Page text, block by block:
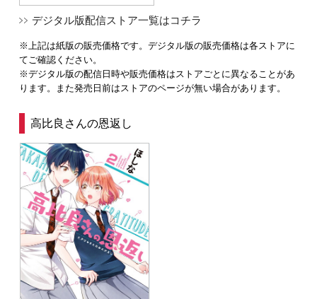
デジタル版配信ストア一覧はコチラ
※上記は紙版の販売価格です。デジタル版の販売価格は各ストアに
てご確認ください。
※デジタル版の配信日時や販売価格はストアごとに異なることがあ
ります。また発売日前はストアのページが無い場合があります。
高比良さんの恩返し